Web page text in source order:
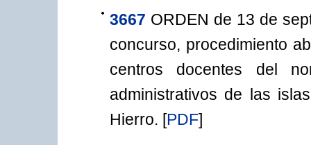
3667 ORDEN de 13 de
concurso, procedimiento
centros docentes del
administrativos de las
Hierro. [PDF]